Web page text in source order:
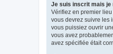
Je suis inscrit mais je
Vérifiez en premier lieu
vous devrez suivre les
vous puissiez ouvrir
vous avez
avez spécifiée était